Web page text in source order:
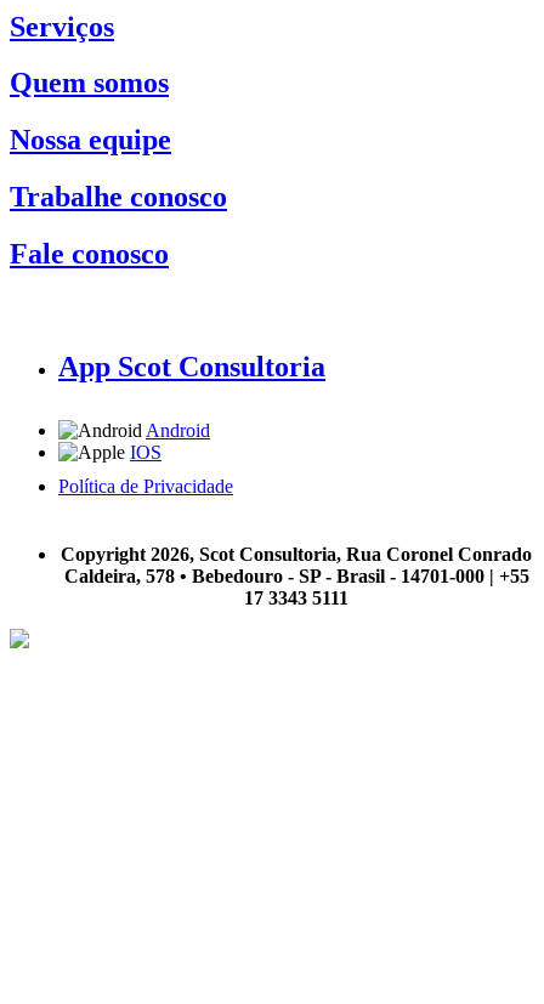
Serviços
Quem somos
Nossa equipe
Trabalhe conosco
Fale conosco
App Scot Consultoria
Android
IOS
Política de Privacidade
Copyright 2026, Scot Consultoria, Rua Coronel Conrado
Caldeira, 578 • Bebedouro - SP - Brasil - 14701-000 | +55
17 3343 5111